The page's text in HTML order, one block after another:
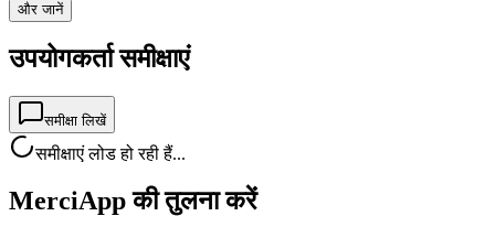
और जानें
उपयोगकर्ता समीक्षाएं
समीक्षा लिखें
समीक्षाएं लोड हो रही हैं...
MerciApp की तुलना करें